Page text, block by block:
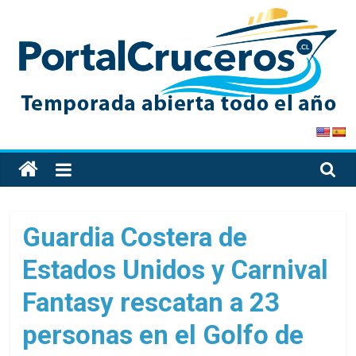
content
PortalCruceros
Toda
la
cruceros
en
un
solo
Guardia Costera de
Estados Unidos y Carnival
Fantasy rescatan a 23
personas en el Golfo de